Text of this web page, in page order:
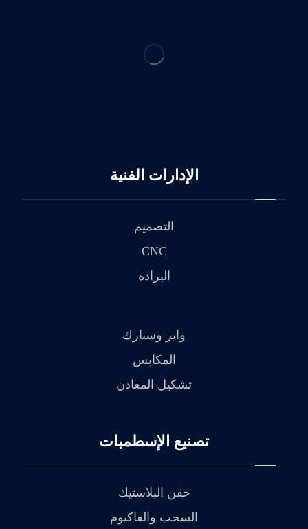
الإدارات الفنية
التصميم
CNC
البرادة
واير وسبارك
المكابس
تشكيل المعادن
تصنيع الإسطمبات
حقن البلاستيك
السحب والفاكيوم